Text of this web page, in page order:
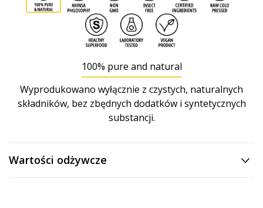
100% pure and natural
Wyprodukowano wyłącznie z czystych, naturalnych
składników, bez zbędnych dodatków i syntetycznych
substancji.
Wartości odżywcze